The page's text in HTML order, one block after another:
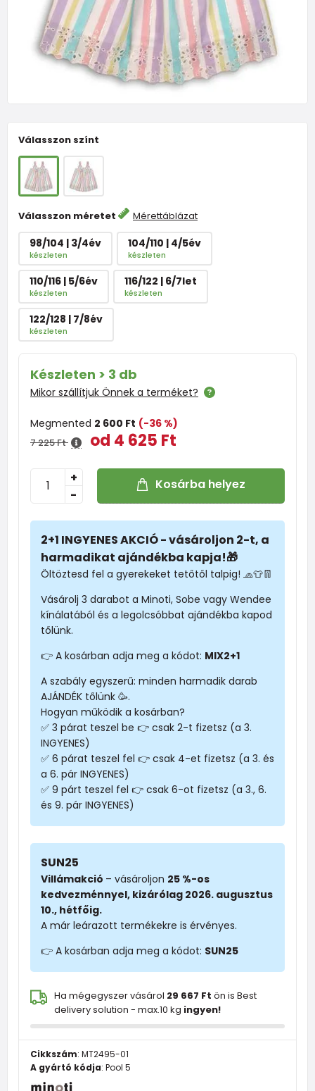
Válasszon színt
Válasszon méretet Mérettáblázat
98/104 | 3/4év
készleten
104/110 | 4/5év
készleten
110/116 | 5/6év
készleten
116/122 | 6/7let
készleten
122/128 | 7/8év
készleten
Készleten > 3 db
Mikor szállítjuk Önnek a terméket?
Megmented 2 600 Ft (-36 %)
7 225 Ft od 4 625 Ft
-
+ Kosárba helyez
2+1 INGYENES AKCIÓ - vásároljon 2-t, a
harmadikat ajándékba kapja!🎁
Öltöztesd fel a gyerekeket tetőtől talpig! 🧢👕👖
Vásárolj 3 darabot a Minoti, Sobe vagy Wendee
kínálatából és a legolcsóbbat ajándékba kapod
tőlünk.
👉 A kosárban adja meg a kódot: MIX2+1
A szabály egyszerű: minden harmadik darab
AJÁNDÉK tőlünk 🥳.
Hogyan működik a kosárban?
✅ 3 párat teszel be 👉 csak 2-t fizetsz (a 3.
INGYENES)
✅ 6 párat teszel fel 👉 csak 4-et fizetsz (a 3. és
a 6. pár INGYENES)
✅ 9 párt teszel fel 👉 csak 6-ot fizetsz (a 3., 6.
és 9. pár INGYENES)
SUN25
Villámakció – vásároljon 25 %-os
kedvezménnyel, kizárólag 2026. augusztus
10., hétfőig.
A már leárazott termékekre is érvényes.
👉 A kosárban adja meg a kódot: SUN25
Ha mégegyszer vásárol 29 667 Ft ön is Best
delivery solution - max.10 kg ingyen!
Cikkszám: MT2495-01
A gyártó kódja: Pool 5